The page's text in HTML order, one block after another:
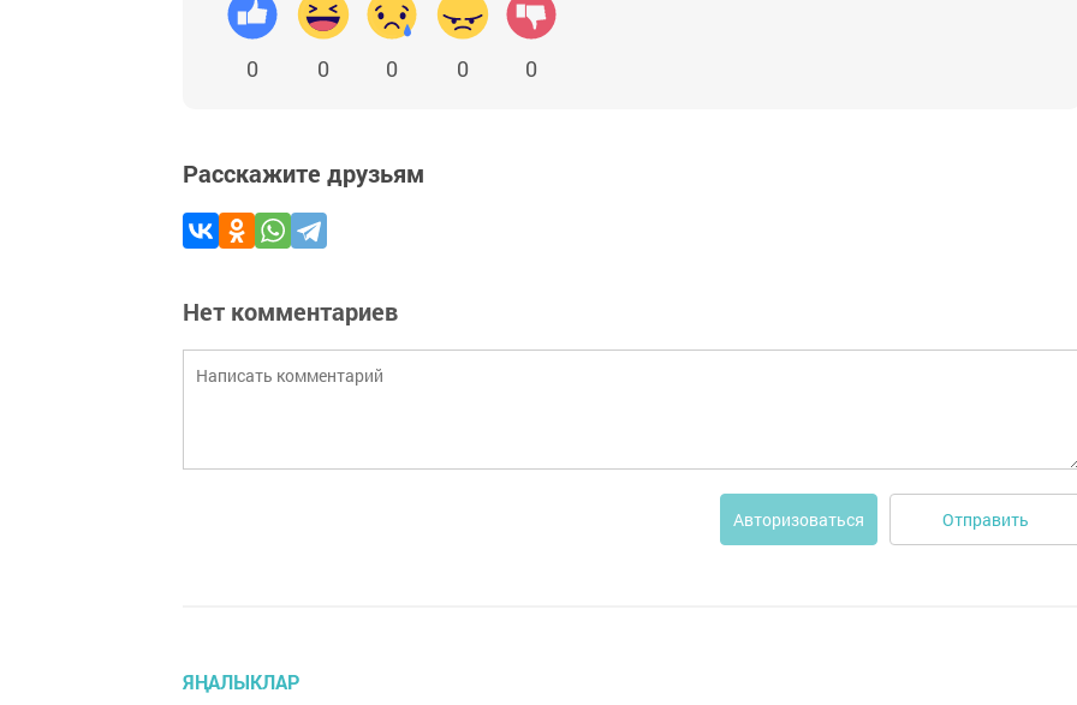
0 0 0 0 0
Расскажите друзьям
Нет комментариев
Авторизоваться Отправить
ЯҢАЛЫКЛАР